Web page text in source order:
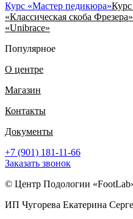
Курс «Мастер педикюра»
«Классическая скоба Фрезера»
«Unibrace»
Популярное
О центре
Магазин
Контакты
Документы
+7 (901) 181-11-66
Заказать звонок
© Центр Подологии
ИП Чугорева Екатерина